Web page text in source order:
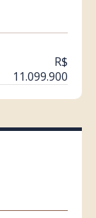
R$
11.099.900